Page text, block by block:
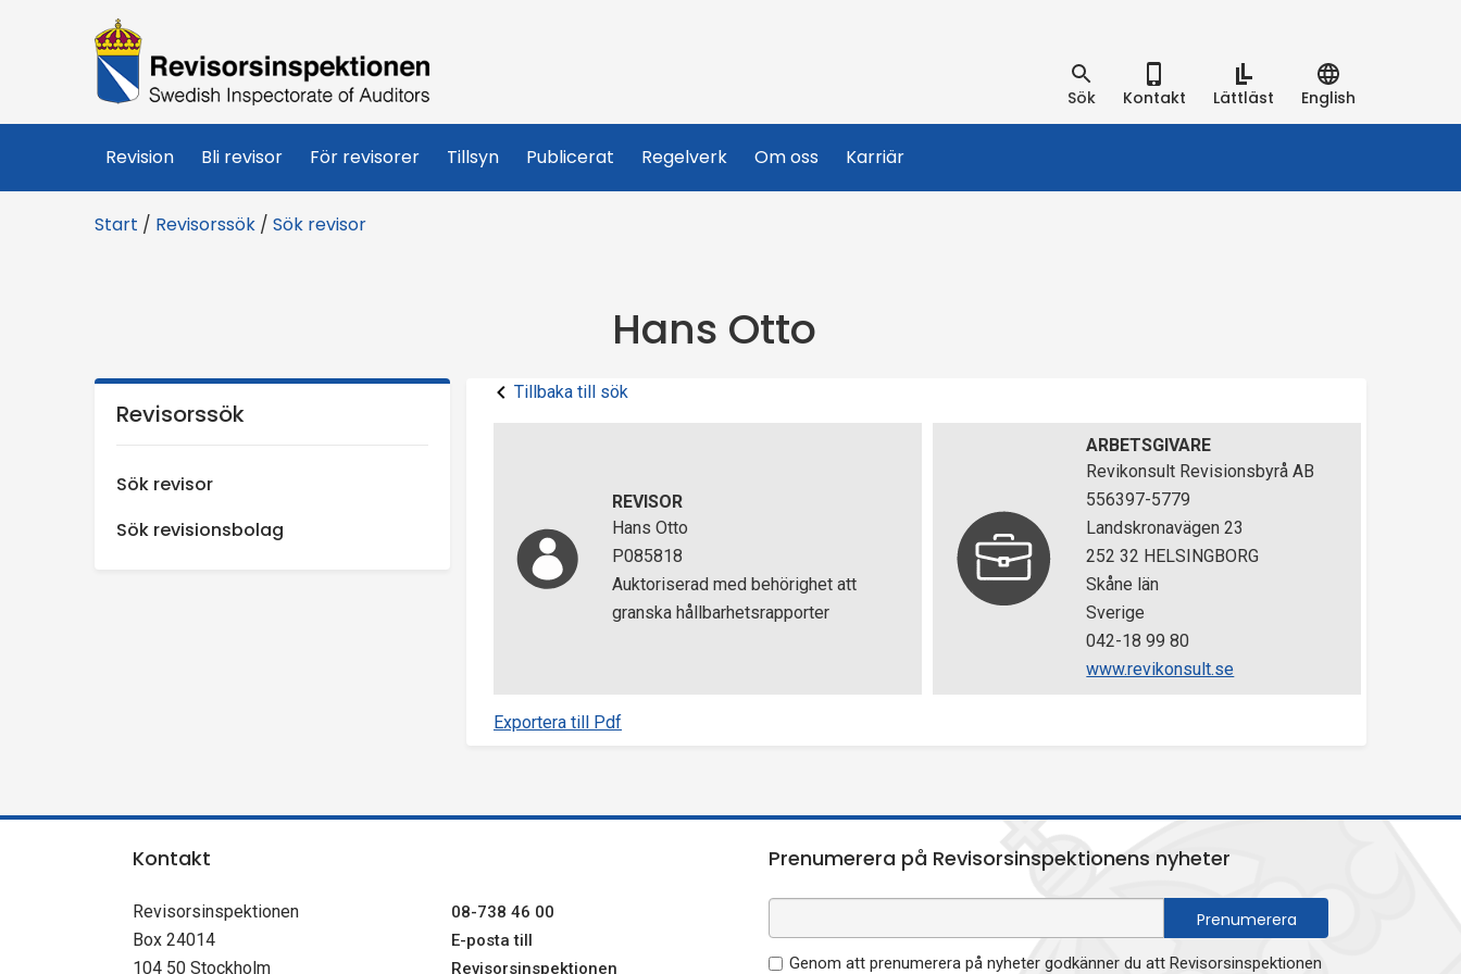
R
e
v
i
r
n
t
Sök Kontakt Lättläst English
Revision Bli revisor För revisorer Tillsyn Publicerat Regelverk Om oss Karriär
Start / Revisorssök / Sök revisor
Hans Otto
Tillbaka till sök
REVISOR
Hans Otto
P085818
Auktoriserad med behörighet att
granska hållbarhetsrapporter
ARBETSGIVARE
Revikonsult Revisionsbyrå AB
556397-5779
Landskronavägen 23
252 32 HELSINGBORG
Skåne län
Sverige
042-18 99 80
www.revikonsult.se
Exportera till Pdf
Revisorssök
Sök revisor
Sök revisionsbolag
Kontakt
Revisorsinspektionen
Box 24014
104 50 Stockholm
08-738 46 00
E-posta till
Revisorsinspektionen
Prenumerera på Revisorsinspektionens nyheter
Genom att prenumerera på nyheter godkänner du att Revisorsinspektionen